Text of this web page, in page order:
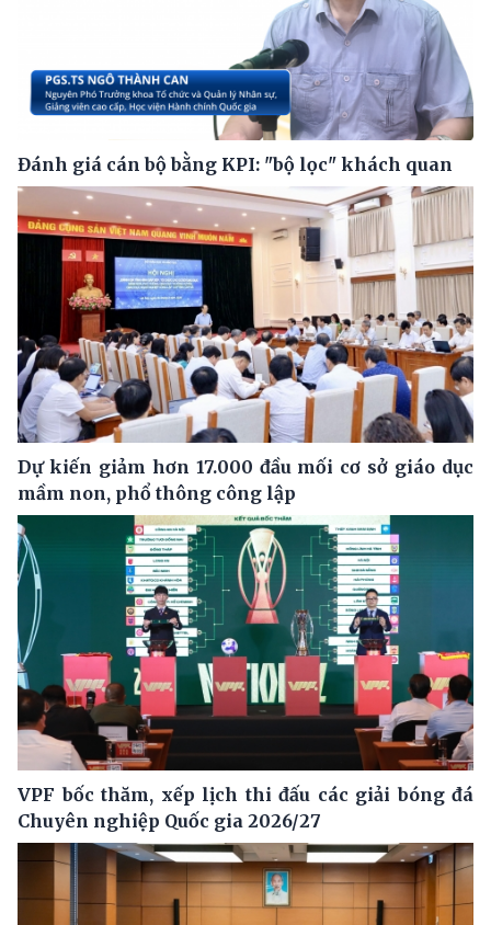
Đánh giá cán bộ bằng KPI: "bộ lọc" khách quan
Dự kiến giảm hơn 17.000 đầu mối cơ sở giáo dục
mầm non, phổ thông công lập
VPF bốc thăm, xếp lịch thi đấu các giải bóng đá
Chuyên nghiệp Quốc gia 2026/27